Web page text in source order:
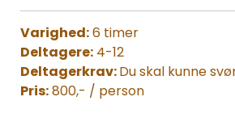
Varighed:6 timer
Deltagere: 4-12
Deltagerkrav:Du skal kunne
Pris:800,- / person